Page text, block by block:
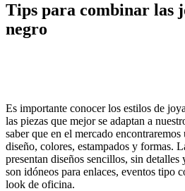
Tips para combinar las
negro
Es importante conocer los estilos de
las piezas que mejor se adaptan a
saber que en el mercado
diseño, colores, estampados y formas.
presentan diseños sencillos, sin detalles
son idóneos para enlaces, eventos tipo
look de oficina.